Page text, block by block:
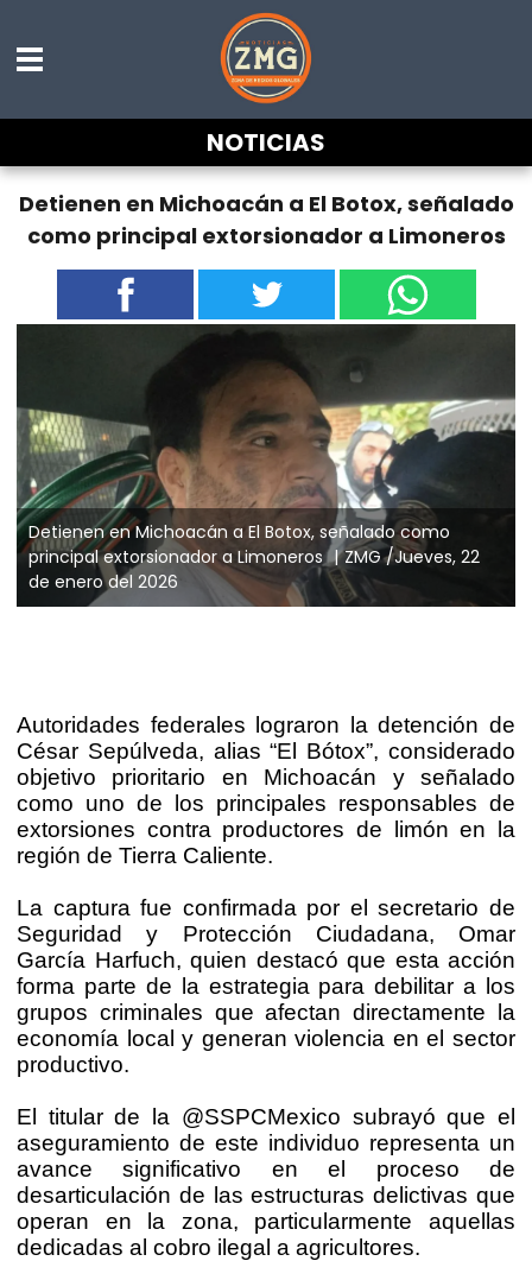
NOTICIAS
Detienen en Michoacán a El Botox, señalado
como principal extorsionador a Limoneros
Detienen en Michoacán a El Botox, señalado como
principal extorsionador a Limoneros
ZMG /Jueves, 22
de enero del 2026
Autoridades federales lograron la detención de
César Sepúlveda, alias “El Bótox”, considerado
objetivo prioritario en Michoacán y señalado
como uno de los principales responsables de
extorsiones contra productores de limón en la
región de Tierra Caliente.
La captura fue confirmada por el secretario de
Seguridad y Protección Ciudadana, Omar
García Harfuch, quien destacó que esta acción
forma parte de la estrategia para debilitar a los
grupos criminales que afectan directamente la
economía local y generan violencia en el sector
productivo.
El titular de la @SSPCMexico subrayó que el
aseguramiento de este individuo representa un
avance significativo en el proceso de
desarticulación de las estructuras delictivas que
operan en la zona, particularmente aquellas
dedicadas al cobro ilegal a agricultores.